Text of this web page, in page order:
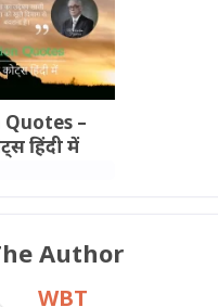
–
हिंदी में
Author
WBT